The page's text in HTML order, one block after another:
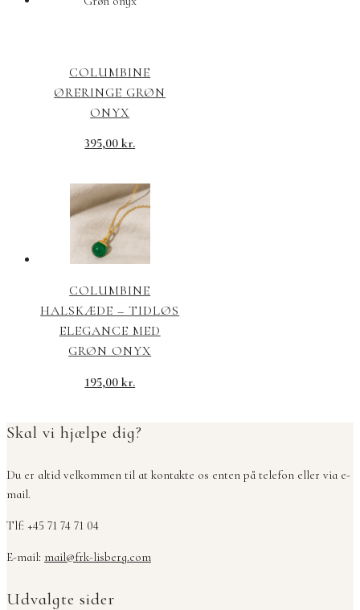
COLUMBINE
ØRERINGE GRØN
ONYX
395,00kr.
COLUMBINE
HALSKÆDE – TIDLØS
ELEGANCE MED
GRØN ONYX
195,00kr.
Skal vi hjælpe dig?
Du er altid velkommen til at kontakte os enten på telefon eller via e-
mail.
Tlf: +45 71 74 71 04
E-mail: mail@frk-lisberg.com
Udvalgte sider